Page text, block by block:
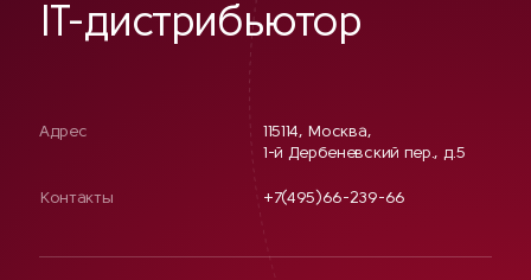
IT-дистрибьютор
Адрес
115114, Москва,
1-й Дербеневский пер., д.5
Контакты +7(495)66-239-66